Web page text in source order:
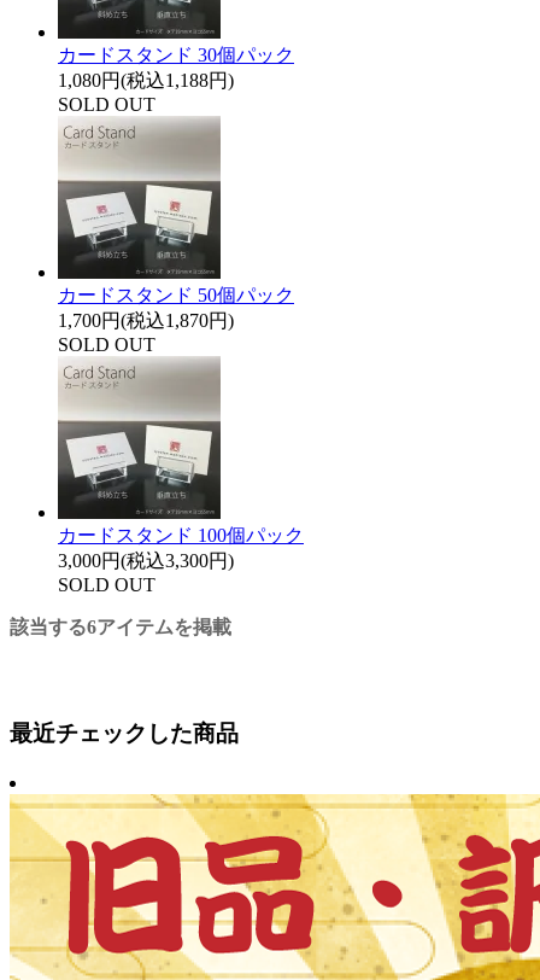
カードスタンド 30個パック
1,080円(税込1,188円)
SOLD OUT
カードスタンド 50個パック
1,700円(税込1,870円)
SOLD OUT
カードスタンド 100個パック
3,000円(税込3,300円)
SOLD OUT
該当する6アイテムを掲載
最近チェックした商品